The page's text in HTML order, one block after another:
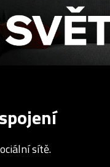
sítě.